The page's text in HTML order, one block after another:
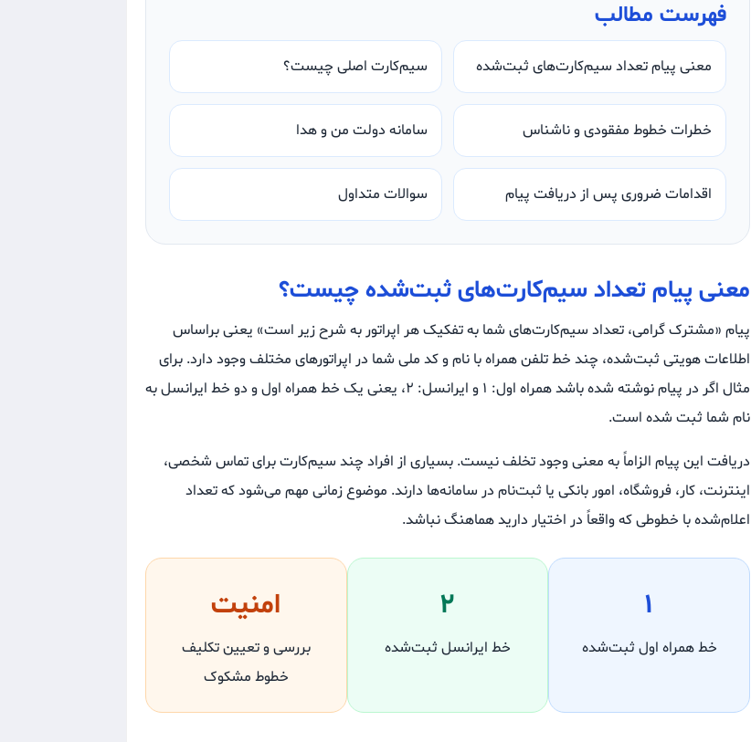
فهرست مطالب
معنی پیام تعداد سیم‌کارت‌های ثبت‌شده سیم‌کارت اصلی چیست؟
خطرات خطوط مفقودی و ناشناس سامانه دولت من و هدا
اقدامات ضروری پس از دریافت پیام سوالات متداول
معنی پیام تعداد سیم‌کارت‌های ثبت‌شده چیست؟
پیام «مشترک گرامی، تعداد سیم‌کارت‌های شما به تفکیک هر اپراتور به شرح زیر است» یعنی براساس
اطلاعات هویتی ثبت‌شده، چند خط تلفن همراه با نام و کد ملی شما در اپراتورهای مختلف وجود دارد. برای
مثال اگر در پیام نوشته شده باشد همراه اول: ۱ و ایرانسل: ۲، یعنی یک خط همراه اول و دو خط ایرانسل به
نام شما ثبت شده است.
دریافت این پیام الزاماً به معنی وجود تخلف نیست. بسیاری از افراد چند سیم‌کارت برای تماس شخصی،
اینترنت، کار، فروشگاه، امور بانکی یا ثبت‌نام در سامانه‌ها دارند. موضوع زمانی مهم می‌شود که تعداد
اعلام‌شده با خطوطی که واقعاً در اختیار دارید هماهنگ نباشد.
۱
خط همراه اول ثبت‌شده
۲
خط ایرانسل ثبت‌شده
امنیت
بررسی و تعیین تکلیف
خطوط مشکوک